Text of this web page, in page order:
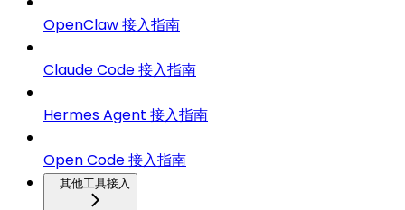
OpenClaw 接入指南
Claude Code 接入指南
Hermes Agent 接入指南
Open Code 接入指南
其他工具接入